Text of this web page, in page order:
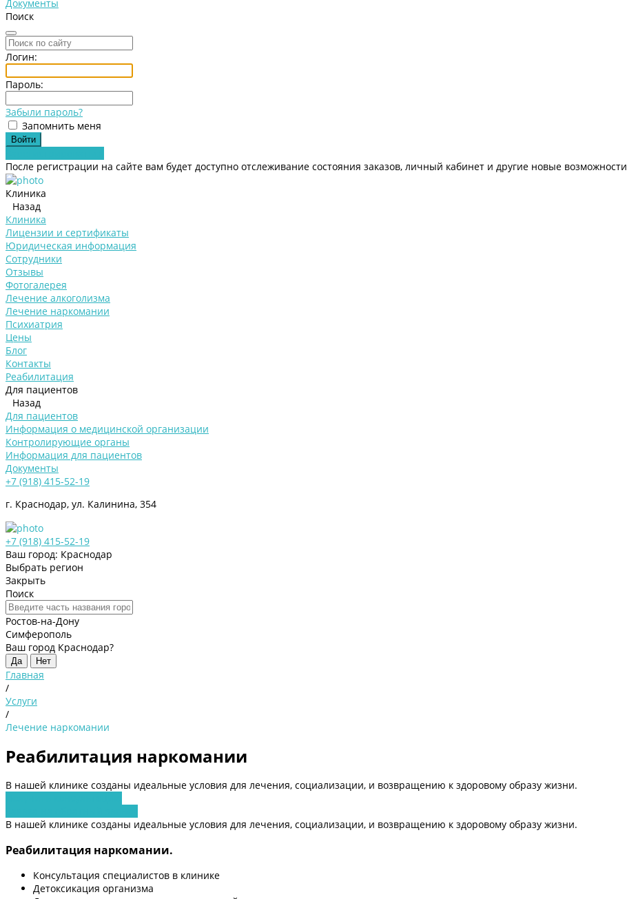
Документы
Поиск
Логин:
Пароль:
Забыли пароль?
Запомнить меня
После регистрации на сайте вам будет доступно отслеживание состояния заказов, личный кабинет и другие новые возможности
Клиника
Назад
Клиника
Лицензии и сертификаты
Юридическая информация
Сотрудники
Отзывы
Фотогалерея
Лечение алкоголизма
Лечение наркомании
Психиатрия
Цены
Блог
Контакты
Реабилитация
Для пациентов
Назад
Для пациентов
Информация о медицинской организации
Контролирующие органы
Информация для пациентов
Документы
+7 (918) 415-52-19
г. Краснодар, ул. Калинина, 354
+7 (918) 415-52-19
Ваш город: Краснодар
Выбрать регион
Закрыть
Поиск
Ростов-на-Дону
Симферополь
Ваш город Краснодар?
Да Нет
Главная
/
Услуги
/
Лечение наркомании
Реабилитация наркомании
В нашей клинике созданы идеальные условия для лечения, социализации, и возвращению к здоровому образу жизни.
В нашей клинике созданы идеальные условия для лечения, социализации, и возвращению к здоровому образу жизни.
Реабилитация наркомании.
Консультация специалистов в клинике
Детоксикация организма